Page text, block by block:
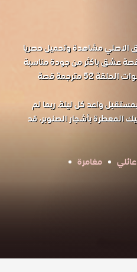
موقع قصة عشق الاصلي مشاهدة وتحميل حصريا
الحلقة 52 مترجمة كاملة قصة عشق باكثر من جودة مناسبة
للجوال 1080P+720P+480P+360P مسلسل ثلاث اخوات الحلقة 52 مترجمة قصة
واعد كل ليلة. ربما لم
المعطرة بأشجار الصنوبر، قد
عائلي
مغامرة